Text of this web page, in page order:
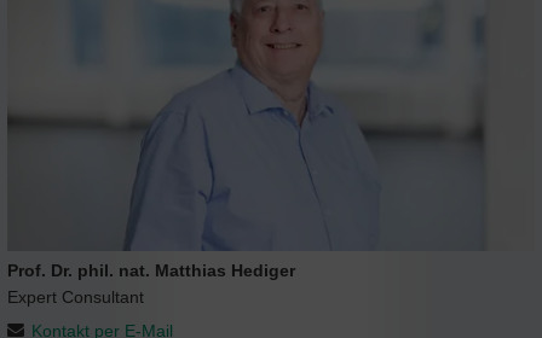
Prof. Dr. phil. nat. Matthias Hediger
Expert Consultant
Kontakt per E-Mail